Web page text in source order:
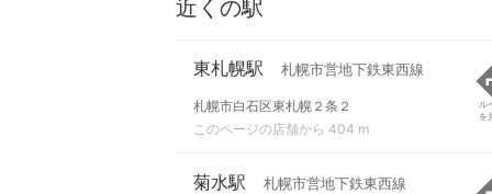
近くの駅
東札幌駅 札幌市営地下鉄東西線
札幌市白石区東札幌２条２
このページの店舗から 404 m
ル
を
菊水駅 札幌市営地下鉄東西線